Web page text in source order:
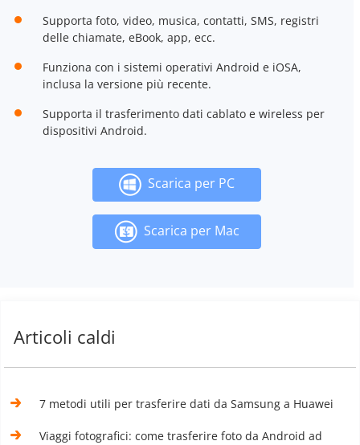
Supporta foto, video, musica, contatti, SMS, registri
delle chiamate, eBook, app, ecc.
Funziona con i sistemi operativi Android e iOSA,
inclusa la versione più recente.
Supporta il trasferimento dati cablato e wireless per
dispositivi Android.
Scarica per PC
Scarica per Mac
Articoli caldi
7 metodi utili per trasferire dati da Samsung a Huawei
Viaggi fotografici: come trasferire foto da Android ad